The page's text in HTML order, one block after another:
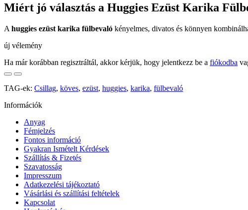
Miért jó választás a Huggies Ezüst Karika
A huggies ezüst karika fülbevaló kényelmes, divatos és könnyen
új vélemény
Ha már korábban regisztráltál, akkor kérjük, hogy jelentkezz be a fiókodba
TAG-ek: Csillag, köves, ezüst, huggies, karika, fülbevaló
Információk
Anyag
Fémjelzés
Fontos információ
Gyakran Ismételt Kérdések
Szállítás & Fizetés
Szavatosság
Impresszum
Adatkezelési tájékoztató
Vásárlási és szállítási feltételek
Kapcsolat